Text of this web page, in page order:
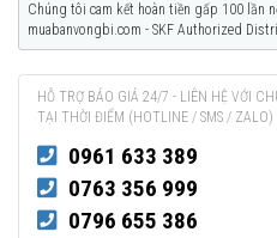
Chúng tôi cam kết hoàn tiền gấp 100 lần
muabanvongbi.com - SKF Authorized
HỖ TRỢ BÁO GIÁ 24/7 - LIÊN HỆ VỚI
TẠI THỜI ĐIỂM (HOTLINE / SMS / ZALO)
0961 633 389
0763 356 999
0796 655 386